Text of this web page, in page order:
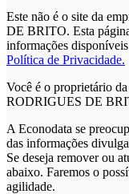
Este não é o site da
DE BRITO. Esta
informações
Política de Privacidade.
Você é o proprietário
RODRIGUES DE
A Econodata se
das informações
Se deseja remover ou
abaixo. Faremos o
agilidade.